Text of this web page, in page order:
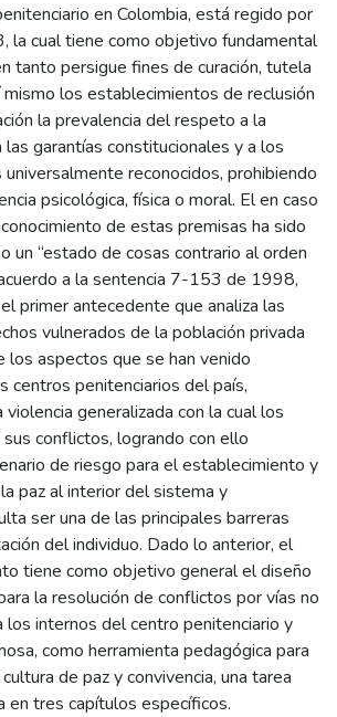
en Colombia, está regido por
la cual tiene como objetivo fundamental
tanto persigue fines de curación, tutela
mismo los establecimientos de reclusión
la prevalencia del respeto a la
las garantías constitucionales y a los
reconocidos, prohibiendo
psicológica, física o moral. El en caso
de estas premisas ha sido
un “estado de cosas contrario al orden
a la sentencia 7-153 de 1998,
primer antecedente que analiza las
vulnerados de la población privada
los aspectos que se han venido
centros penitenciarios del país,
generalizada con la cual los
conflictos, logrando con ello
de riesgo para el establecimiento y
paz al interior del sistema y
ser una de las principales barreras
del individuo. Dado lo anterior, el
tiene como objetivo general el diseño
la resolución de conflictos por vías no
los internos del centro penitenciario y
como herramienta pedagógica para
de paz y convivencia, una tarea
en tres capítulos específicos.